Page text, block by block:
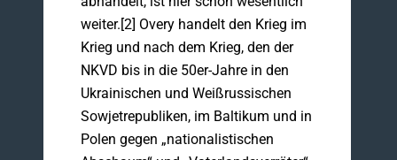
weiter.[2] Overy handelt den Krieg im
Krieg und nach dem Krieg, den der
NKVD bis in die 50er-Jahre in den
Ukrainischen und Weißrussischen
Sowjetrepubliken, im Baltikum und in
Polen gegen „nationalistischen